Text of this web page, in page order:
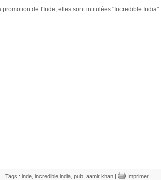
de l'Inde; elles sont intitulées "Incredible India".
| Tags : inde incredible india pub aamir khan | Imprimer |